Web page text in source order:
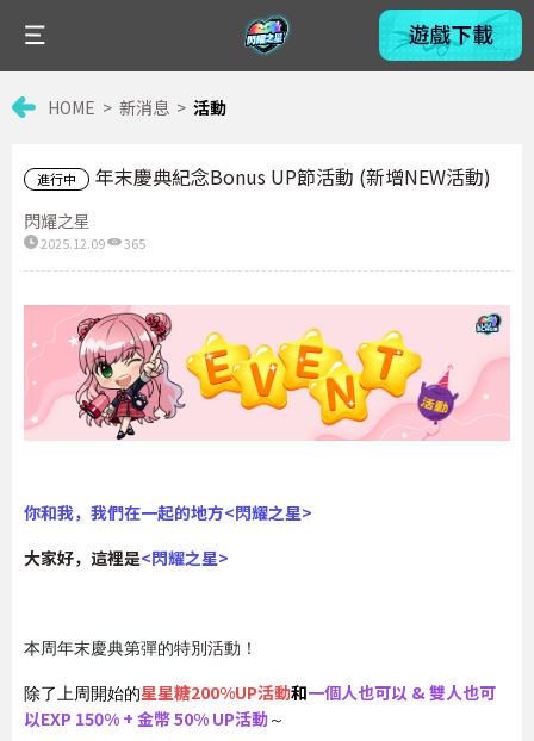
HOME 新消息 活動
進行中 年末慶典紀念Bonus UP節活動 (新增NEW活動)
閃耀之星
2025.12.09 365
你和我，我們在一起的地方<閃耀之星>
大家好，這裡是<閃耀之星>
本周年末慶典第彈的特別活動！
除了上周開始的星星糖200%UP活動和一個人也可以 & 雙人也可
以EXP 150% + 金幣 50% UP活動～